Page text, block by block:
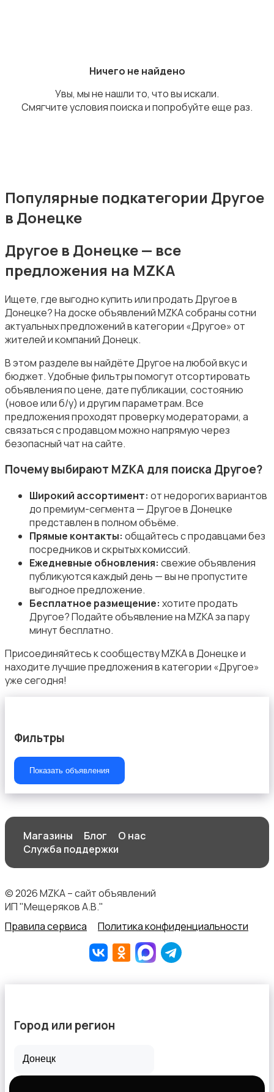
Бильярд и боулинг
Зимние виды спорта
Игры с мячом
Охота и рыбалка
Туризм и отдых на природе
Теннис, бадминтон, дартс
Тренажеры и фитнес
Ничего не найдено
Увы, мы не нашли то, что вы искали.
Смягчите условия поиска и попробуйте еще раз.
Популярные подкатегории Другое
в Донецке
Другое в Донецке — все
предложения на MZKA
Ищете, где выгодно купить или продать Другое в
Донецке? На доске объявлений MZKA собраны сотни
актуальных предложений в категории «Другое» от
жителей и компаний Донецк.
В этом разделе вы найдёте Другое на любой вкус и
бюджет. Удобные фильтры помогут отсортировать
объявления по цене, дате публикации, состоянию
(новое или б/у) и другим параметрам. Все
предложения проходят проверку модераторами, а
связаться с продавцом можно напрямую через
безопасный чат на сайте.
Почему выбирают MZKA для поиска Другое?
Широкий ассортимент: от недорогих вариантов
до премиум-сегмента — Другое в Донецке
представлен в полном объёме.
Прямые контакты: общайтесь с продавцами без
посредников и скрытых комиссий.
Ежедневные обновления: свежие объявления
публикуются каждый день — вы не пропустите
выгодное предложение.
Бесплатное размещение: хотите продать
Другое? Подайте объявление на MZKA за пару
минут бесплатно.
Присоединяйтесь к сообществу MZKA в Донецке и
находите лучшие предложения в категории «Другое»
уже сегодня!
Фильтры
Показать объявления
Магазины Блог
О нас
Служба поддержки
© 2026 MZKA – сайт объявлений
ИП "Мещеряков А.В."
Правила сервиса
Политика конфиденциальности
Город или регион
Все города